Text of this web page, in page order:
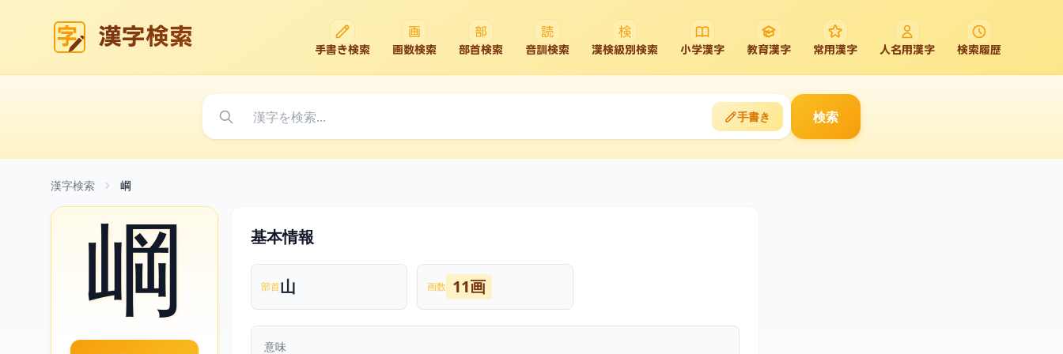
漢字検索 手書き検索 画数検索 部首検索 音訓検索 漢検級別検索 小学漢字 教育漢字 常用漢字 人名用漢字 検索履歴
手書き 検索
漢字検索 㟠
㟠 基本情報
部首山 画数 11画
意味